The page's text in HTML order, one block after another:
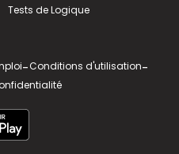
Tests de Logique
-Conditions d'utilisation-